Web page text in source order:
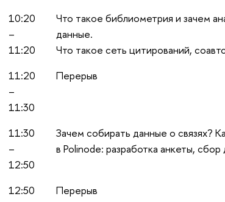
10:20
–
11:20
Что такое библиометрия и зачем
данные.
Что такое сеть цитирований,
11:20
–
11:30
Перерыв
11:30
–
12:50
Зачем собирать данные о связях?
в Polinode: разработка анкеты, сбор
12:50
Перерыв